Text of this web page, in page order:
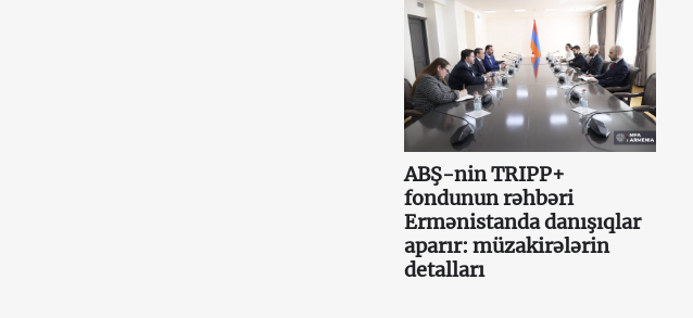
ABŞ-nin TRIPP+
fondunun rəhbəri
Ermənistanda danışıqlar
aparır: müzakirələrin
detalları